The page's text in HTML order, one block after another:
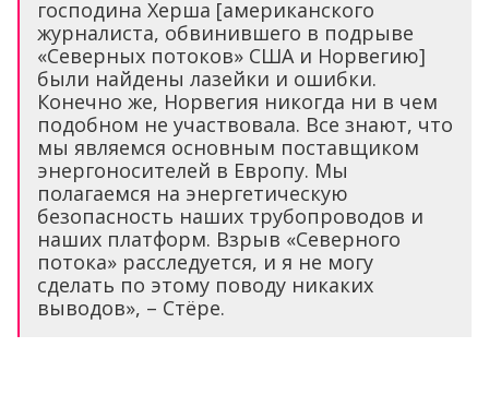
господина Херша [американского
журналиста, обвинившего в подрыве
«Северных потоков» США и Норвегию]
были найдены лазейки и ошибки.
Конечно же, Норвегия никогда ни в чем
подобном не участвовала. Все знают, что
мы являемся основным поставщиком
энергоносителей в Европу. Мы
полагаемся на энергетическую
безопасность наших трубопроводов и
наших платформ. Взрыв «Северного
потока» расследуется, и я не могу
сделать по этому поводу никаких
выводов», – Стёре.